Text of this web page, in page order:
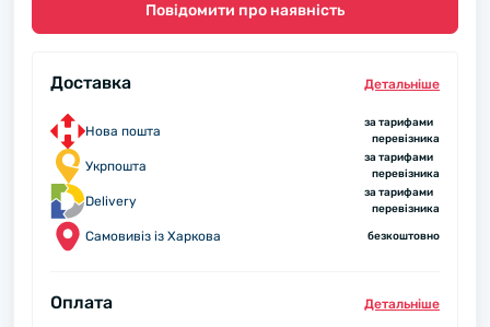
Повідомити про наявність
Доставка Детальнiше
Нова пошта
за тарифами
перевізника
Укрпошта
за тарифами
перевізника
Delivery
за тарифами
перевізника
Самовивіз із Харкова безкоштовно
Оплата Детальнiше